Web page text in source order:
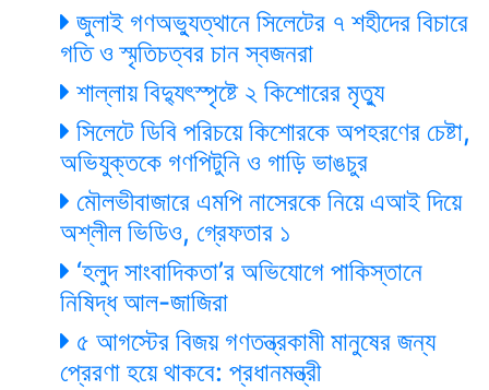
জুলাই গণঅভ্যুত্থানে সিলেটের ৭ শহীদের বিচারে
গতি ও স্মৃতিচত্বর চান স্বজনরা
শাল্লায় বিদ্যুৎস্পৃষ্টে ২ কিশোরের মৃত্যু
সিলেটে ডিবি পরিচয়ে কিশোরকে অপহরণের চেষ্টা,
অভিযুক্তকে গণপিটুনি ও গাড়ি ভাঙচুর
মৌলভীবাজারে এমপি নাসেরকে নিয়ে এআই দিয়ে
অশ্লীল ভিডিও, গ্রেফতার ১
‘হলুদ সাংবাদিকতা’র অভিযোগে পাকিস্তানে
নিষিদ্ধ আল-জাজিরা
৫ আগস্টের বিজয় গণতন্ত্রকামী মানুষের জন্য
প্রেরণা হয়ে থাকবে: প্রধানমন্ত্রী